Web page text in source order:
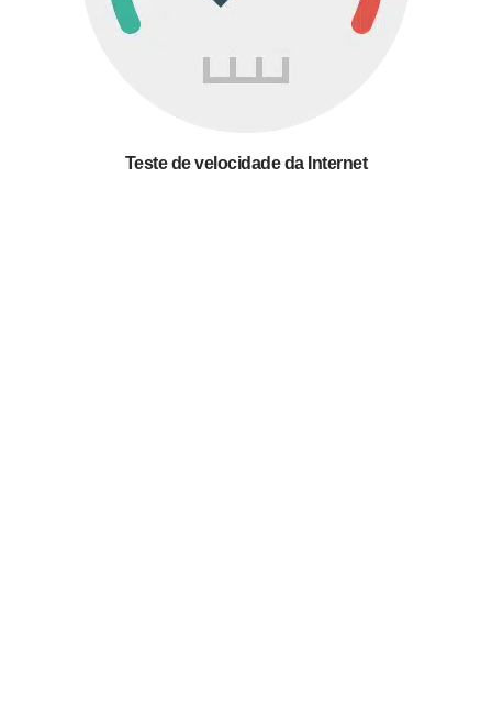
Teste de velocidade da Internet